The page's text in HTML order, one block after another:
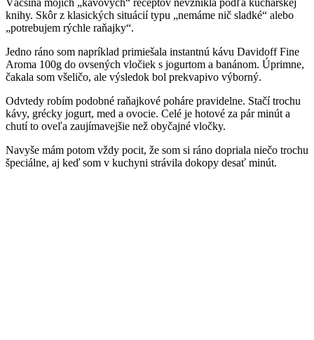
Väčšina mojich „kávových“ receptov nevznikla podľa kuchárskej
knihy. Skôr z klasických situácií typu „nemáme nič sladké“ alebo
„potrebujem rýchle raňajky“.
Jedno ráno som napríklad primiešala instantnú kávu Davidoff Fine
Aroma 100g do ovsených vločiek s jogurtom a banánom. Úprimne,
čakala som všeličo, ale výsledok bol prekvapivo výborný.
Odvtedy robím podobné raňajkové poháre pravidelne. Stačí trochu
kávy, grécky jogurt, med a ovocie. Celé je hotové za pár minút a
chutí to oveľa zaujímavejšie než obyčajné vločky.
Navyše mám potom vždy pocit, že som si ráno dopriala niečo trochu
špeciálne, aj keď som v kuchyni strávila dokopy desať minút.